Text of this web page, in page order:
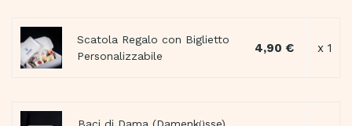
Scatola Regalo con Biglietto
Personalizzabile
4,90 € x 1
Baci di Dama (Damenküsse)